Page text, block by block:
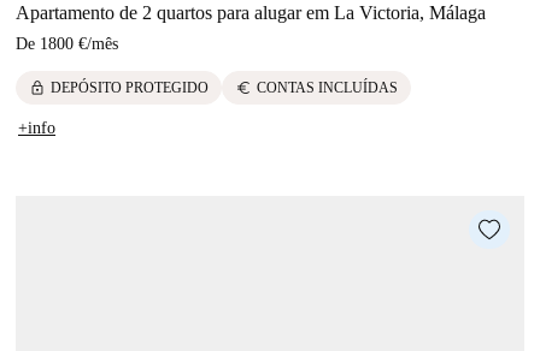
Apartamento de 2 quartos para alugar em La Victoria, Málaga
De 1800 €/mês
lock DEPÓSITO PROTEGIDO euro CONTAS INCLUÍDAS
+info